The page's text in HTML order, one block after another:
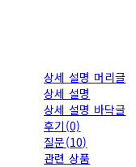
상세 설명 머리글
상세 설명
상세 설명 바닥글
후기(0)
질문(10)
관련 상품